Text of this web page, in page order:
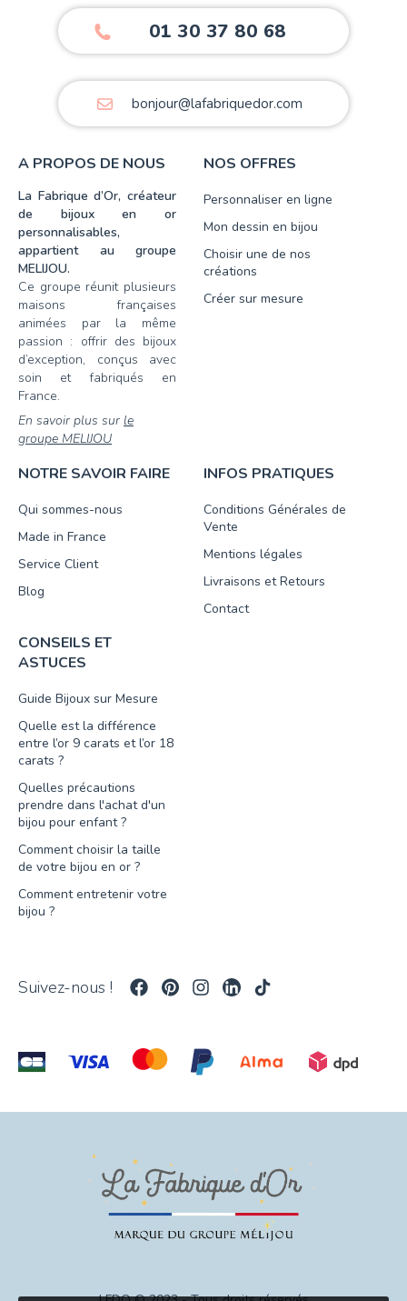
01 30 37 80 68
bonjour@lafabriquedor.com
A PROPOS DE NOUS
La Fabrique d’Or, créateur
de bijoux en or
personnalisables,
appartient au groupe
MELIJOU.
Ce groupe réunit plusieurs
maisons françaises
animées par la même
passion : offrir des bijoux
d’exception, conçus avec
soin et fabriqués en
France.
En savoir plus sur le
groupe MELIJOU
NOS OFFRES
Personnaliser en ligne
Mon dessin en bijou
Choisir une de nos
créations
Créer sur mesure
NOTRE SAVOIR FAIRE
Qui sommes-nous
Made in France
Service Client
Blog
INFOS PRATIQUES
Conditions Générales de
Vente
Mentions légales
Livraisons et Retours
Contact
CONSEILS ET
ASTUCES
Guide Bijoux sur Mesure
Quelle est la différence
entre l’or 9 carats et l’or 18
carats ?
Quelles précautions
prendre dans l'achat d'un
bijou pour enfant ?
Comment choisir la taille
de votre bijou en or ?
Comment entretenir votre
bijou ?
Suivez-nous !